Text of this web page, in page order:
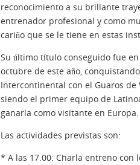
reconocimiento a su brillante
entrenador profesional y como
cariño que se le tiene en estas
Su último título conseguido fue
octubre de este año,
Intercontinental con el Guaros de
siendo el primer equipo de
ganarla como visitante en Europa.
Las actividades previstas son:
* A las 17.00: Charla entreno con